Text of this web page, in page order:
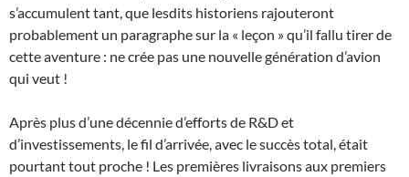
s’accumulent tant, que lesdits historiens rajouteront
probablement un paragraphe sur la « leçon » qu’il fallu tirer de
cette aventure : ne crée pas une nouvelle génération d’avion
qui veut !
Après plus d’une décennie d’efforts de R&D et
d’investissements, le fil d’arrivée, avec le succès total, était
pourtant tout proche ! Les premières livraisons aux premiers